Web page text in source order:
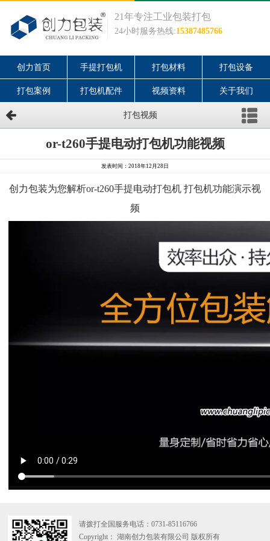
21年专注工业包装打包
24小时服务热线:15387485766
创力首页 手提打包机 打包材料 打包设备
打包案例 打包机配件 视频资料 关于我们
打包视频
or-t260手提电动打包机功能视频
发表时间：2018年12月28日
创力包装为您解析or-t260手提电动打包机 打包机功能演示视
频
请拨打全国服务电话：0731-85116766
Copyright： 湖南创力包装有限公司 版权所有